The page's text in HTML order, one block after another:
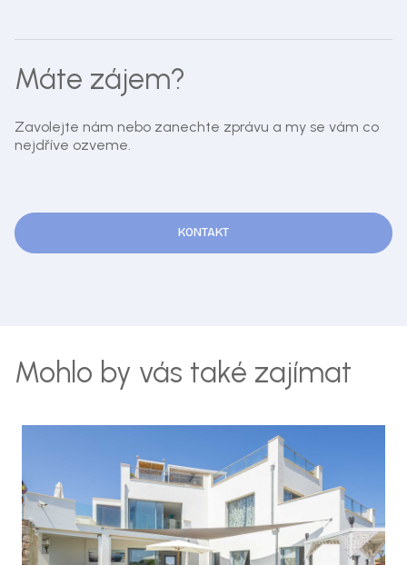
Máte zájem?
Zavolejte nám nebo zanechte zprávu a my se vám co
nejdříve ozveme.
KONTAKT
Mohlo by vás také zajímat